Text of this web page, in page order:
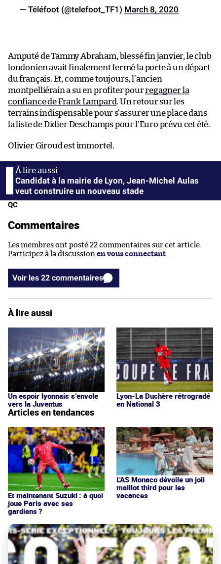
— Téléfoot (@telefoot_TF1) March 8, 2020
Amputé de Tammy Abraham, blessé fin janvier, le club
londonien avait finalement fermé la porte à un départ
du français. Et, comme toujours, l’ancien
montpelliérain a su en profiter pourregagner la
confiance de Frank Lampard. Un retour sur les
terrains indispensable pour s’assurer une place dans
la liste de Didier Deschamps pour l’Euro prévu cet été.
Olivier Giroud est immortel.
Candidat à la mairie de Lyon, Jean-Michel Aulas
veut construire un nouveau stade
QC
Commentaires
Les membres ont posté 22 commentaires sur cet article.
Participez à la discussion en vous connectant
Voir les 22 commentaires
À lire aussi
Un espoir lyonnais s’envole
vers la Juventus
Lyon-La Duchère rétrogradé
en National 3
Articles en tendances
Et maintenant Suzuki : à quoi
joue Paris avec ses
gardiens ?
L'AS Monaco dévoile un joli
maillot third pour les
vacances